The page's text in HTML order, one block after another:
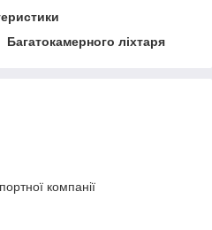
Багатокамерного ліхтаря
компанії